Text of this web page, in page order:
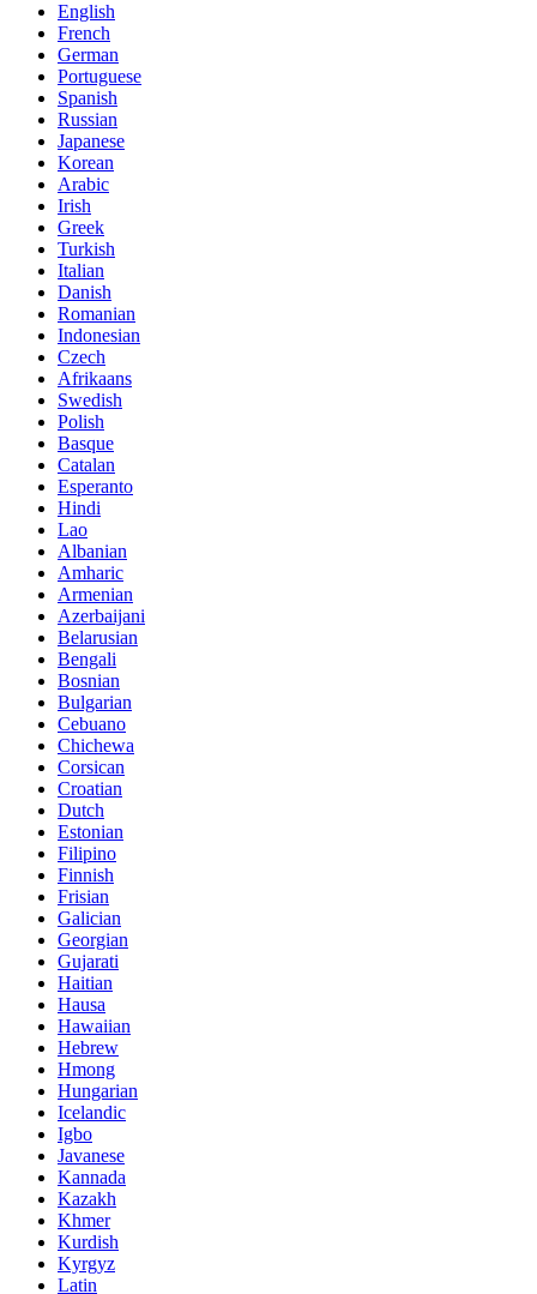
English
French
German
Portuguese
Spanish
Russian
Japanese
Korean
Arabic
Irish
Greek
Turkish
Italian
Danish
Romanian
Indonesian
Czech
Afrikaans
Swedish
Polish
Basque
Catalan
Esperanto
Hindi
Lao
Albanian
Amharic
Armenian
Azerbaijani
Belarusian
Bengali
Bosnian
Bulgarian
Cebuano
Chichewa
Corsican
Croatian
Dutch
Estonian
Filipino
Finnish
Frisian
Galician
Georgian
Gujarati
Haitian
Hausa
Hawaiian
Hebrew
Hmong
Hungarian
Icelandic
Igbo
Javanese
Kannada
Kazakh
Khmer
Kurdish
Kyrgyz
Latin